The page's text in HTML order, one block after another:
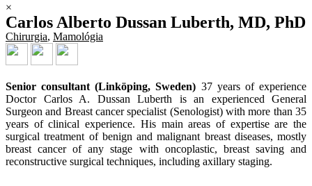
×
Carlos Alberto Dussan Luberth, MD, PhD
Chirurgia, Mamológia
Senior consultant (Linköping, Sweden) 37 years of experience
Doctor Carlos A. Dussan Luberth is an experienced General
Surgeon and Breast cancer specialist (Senologist) with more than 35
years of clinical experience. His main areas of expertise are the
surgical treatment of benign and malignant breast diseases, mostly
breast cancer of any stage with oncoplastic, breast saving and
reconstructive surgical techniques, including axillary staging.